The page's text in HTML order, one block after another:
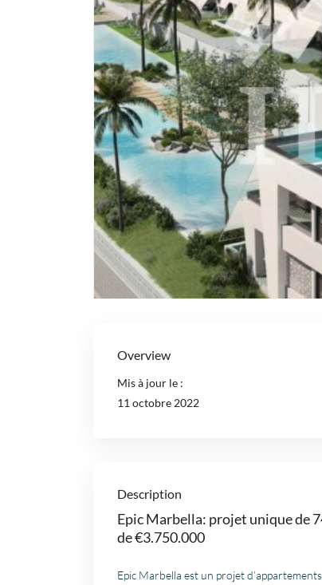
Overview
Mis à jour le :
11 octobre 2022
Description
Epic Marbella: projet unique de
de €3.750.000
Epic Marbella est un projet